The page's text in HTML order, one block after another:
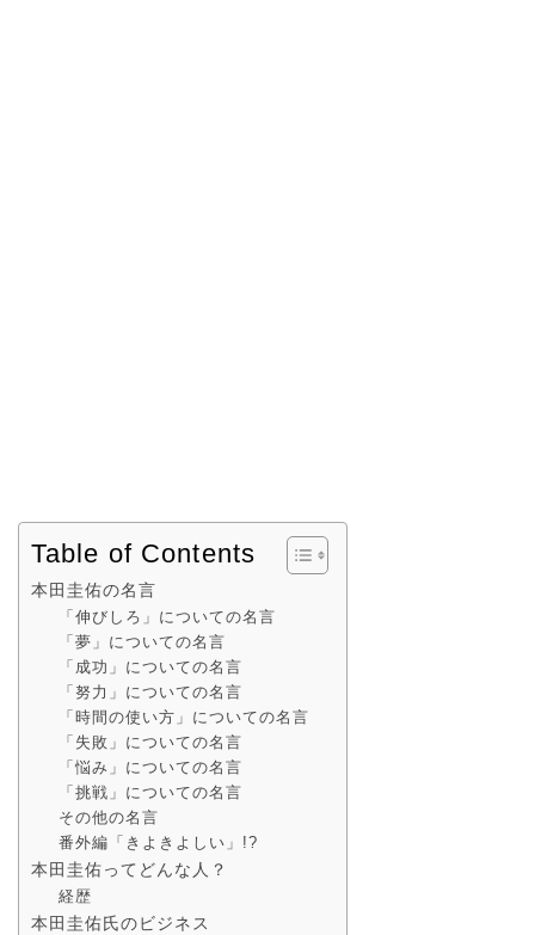
Table of Contents
本田圭佑の名言
「伸びしろ」についての名言
「夢」についての名言
「成功」についての名言
「努力」についての名言
「時間の使い方」についての名言
「失敗」についての名言
「悩み」についての名言
「挑戦」についての名言
その他の名言
番外編「きよきよしい」!?
本田圭佑ってどんな人？
経歴
本田圭佑氏のビジネス